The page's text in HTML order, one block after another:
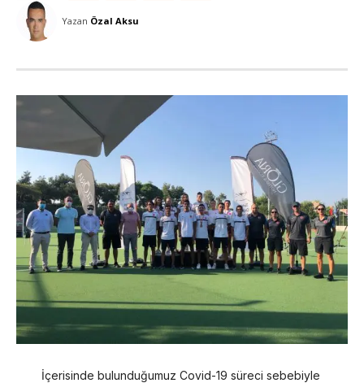
Yazan Özal Aksu
İçerisinde bulunduğumuz Covid-19 süreci sebebiyle